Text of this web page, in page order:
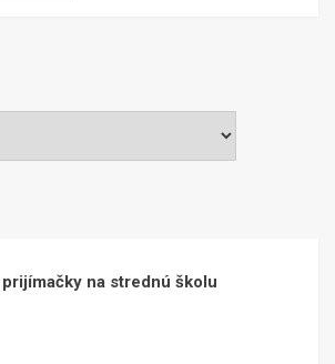
na strednú školu